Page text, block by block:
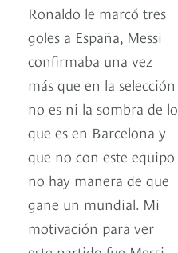
Ronaldo le marcó tres
goles a España, Messi
confirmaba una vez
más que en la selección
no es ni la sombra de lo
que es en Barcelona y
que no con este equipo
no hay manera de que
gane un mundial. Mi
motivación para ver